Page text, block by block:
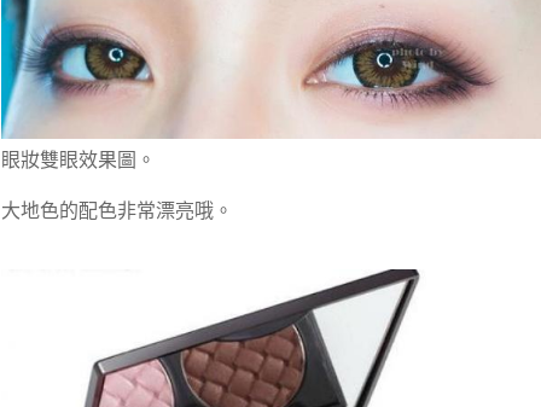
眼妝雙眼效果圖。
大地色的配色非常漂亮哦。